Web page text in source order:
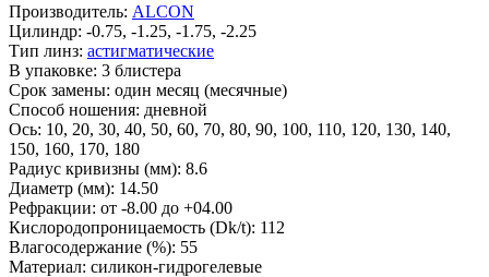
Производитель: ALCON
Цилиндр: -0.75, -1.25, -1.75, -2.25
Тип линз: астигматические
В упаковке: 3 блистера
Срок замены: один месяц (месячные)
Способ ношения: дневной
Ось: 10, 20, 30, 40, 50, 60, 70, 80, 90, 100, 110, 120, 130, 140,
150, 160, 170, 180
Радиус кривизны (мм): 8.6
Диаметр (мм): 14.50
Рефракции: от -8.00 до +04.00
Кислородопроницаемость (Dk/t): 112
Влагосодержание (%): 55
Материал: силикон-гидрогелевые